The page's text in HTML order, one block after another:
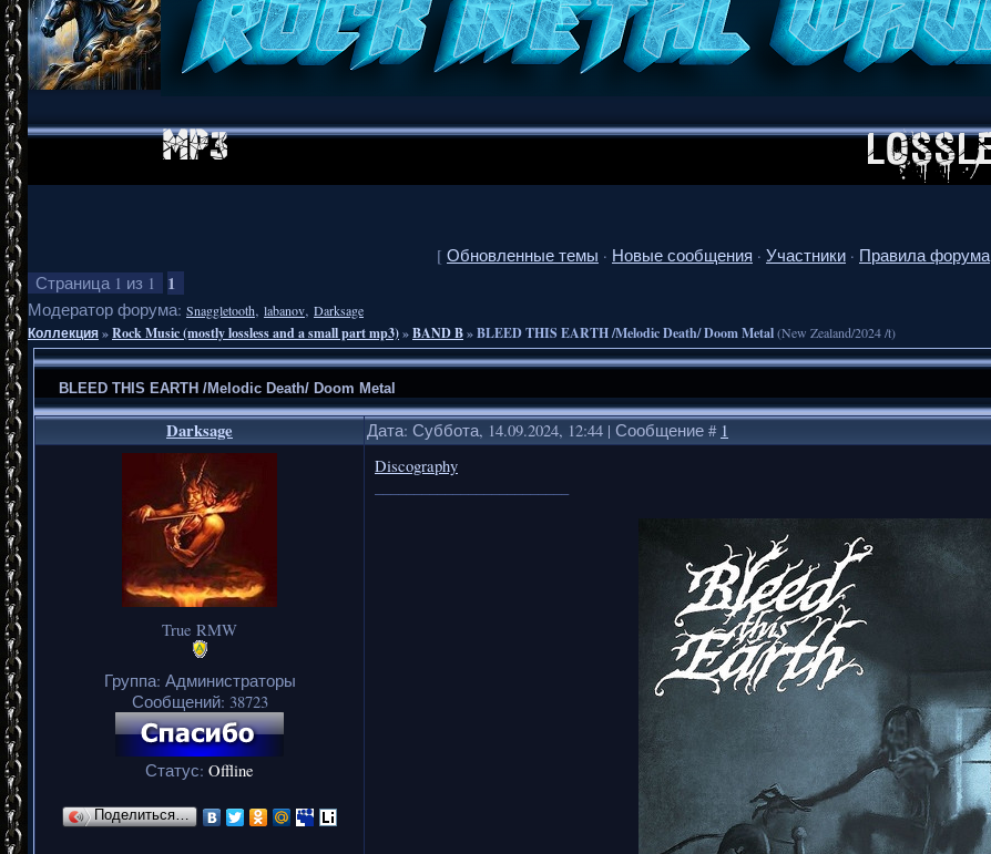
[ Обновленные темы · Новые сообщения · Участники · Правила форума
Страница 1 из 1 1
Модератор форума: Snaggletooth, labanov, Darksage
Коллекция»Rock Music (mostly lossless and a small part mp3)»BAND B»BLEED THIS EARTH /Melodic Death/ Doom Metal(New Zealand/2024 /t)
BLEED THIS EARTH /Melodic Death/ Doom Metal
Darksage Дата: Суббота, 14.09.2024, 12:44 | Сообщение # 1
True RMW
Группа: Администраторы
Сообщений: 38723
Статус: Offline
Поделиться…
Discography